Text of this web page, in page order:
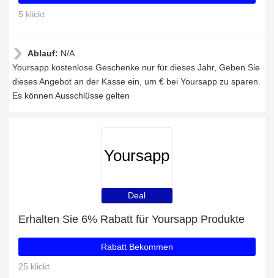
5 klickt
Ablauf: N/A
Yoursapp kostenlose Geschenke nur für dieses Jahr, Geben Sie
dieses Angebot an der Kasse ein, um € bei Yoursapp zu sparen.
Es können Ausschlüsse gelten
Yoursapp
Deal
Erhalten Sie 6% Rabatt für Yoursapp Produkte
Rabatt Bekommen
25 klickt